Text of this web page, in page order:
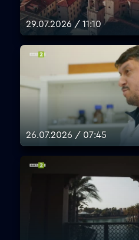
29.07.2026 / 11:10
26.07.2026 / 07:45